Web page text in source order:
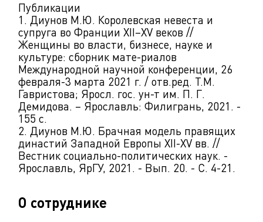
Публикации
1. Диунов М.Ю. Королевская невеста и
супруга во Франции XII–XV веков //
Женщины во власти, бизнесе, науке и
культуре: сборник мате-риалов
Международной научной конференции, 26
февраля-3 марта 2021 г. / отв.ред. Т.М.
Гавристова; Яросл. гос. ун-т им. П. Г.
Демидова. – Ярославль: Филигрань, 2021. -
155 с.
2. Диунов М.Ю. Брачная модель правящих
династий Западной Европы XII-XV вв. //
Вестник социально-политических наук. -
Ярославль, ЯрГУ, 2021. - Вып. 20. - С. 4-21.
О сотруднике